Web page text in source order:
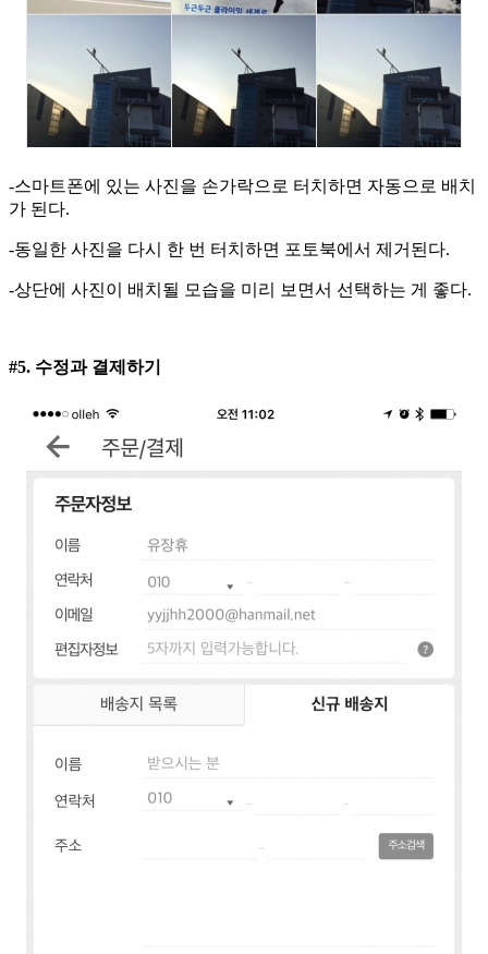
-스마트폰에 있는 사진을 손가락으로 터치하면 자동으로 배치
가 된다.
-동일한 사진을 다시 한 번 터치하면 포토북에서 제거된다.
-상단에 사진이 배치될 모습을 미리 보면서 선택하는 게 좋다.
#5. 수정과 결제하기